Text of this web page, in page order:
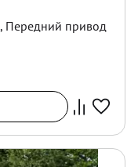
, Передний привод